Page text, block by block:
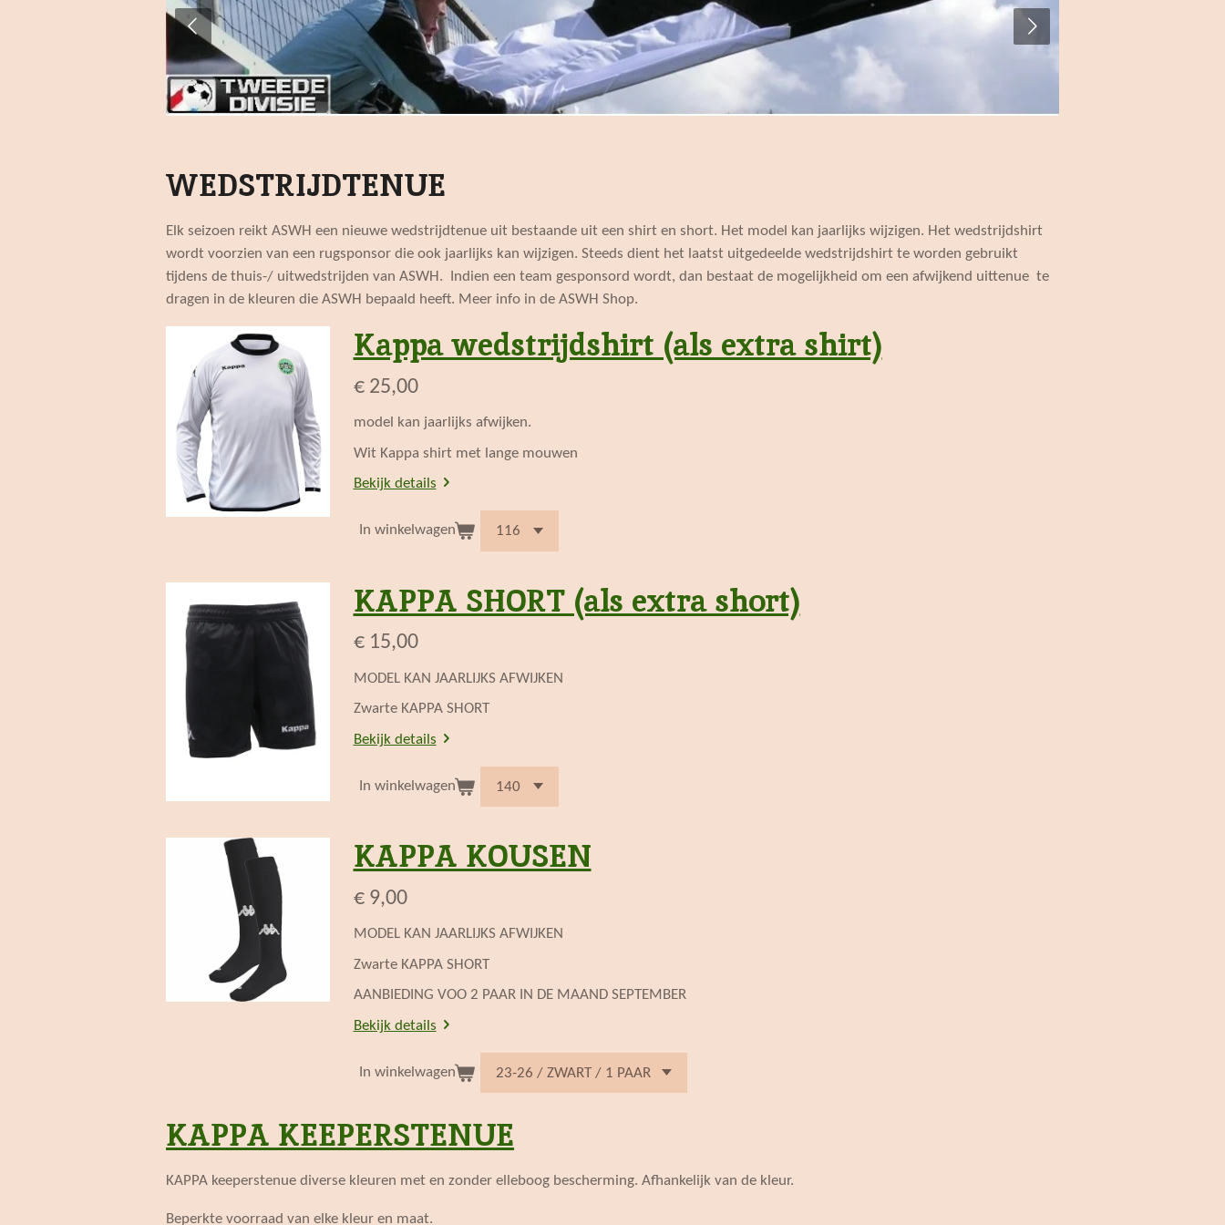
WEDSTRIJDTENUE
Elk seizoen reikt ASWH een nieuwe wedstrijdtenue uit bestaande uit een shirt en short. Het model kan jaarlijks wijzigen. Het wedstrijdshirt
wordt voorzien van een rugsponsor die ook jaarlijks kan wijzigen. Steeds dient het laatst uitgedeelde wedstrijdshirt te worden gebruikt
tijdens de thuis-/ uitwedstrijden van ASWH. Indien een team gesponsord wordt, dan bestaat de mogelijkheid om een afwijkend uittenue te
dragen in de kleuren die ASWH bepaald heeft. Meer info in de ASWH Shop.
Kappa wedstrijdshirt (als extra shirt)
€ 25,00
model kan jaarlijks afwijken.
Wit Kappa shirt met lange mouwen
Bekijk details
In winkelwagen
KAPPA SHORT (als extra short)
€ 15,00
MODEL KAN JAARLIJKS AFWIJKEN
Zwarte KAPPA SHORT
Bekijk details
In winkelwagen
KAPPA KOUSEN
€ 9,00
MODEL KAN JAARLIJKS AFWIJKEN
Zwarte KAPPA SHORT
AANBIEDING VOO 2 PAAR IN DE MAAND SEPTEMBER
Bekijk details
In winkelwagen
KAPPA KEEPERSTENUE
KAPPA keeperstenue diverse kleuren met en zonder elleboog bescherming. Afhankelijk van de kleur.
Beperkte voorraad van elke kleur en maat.